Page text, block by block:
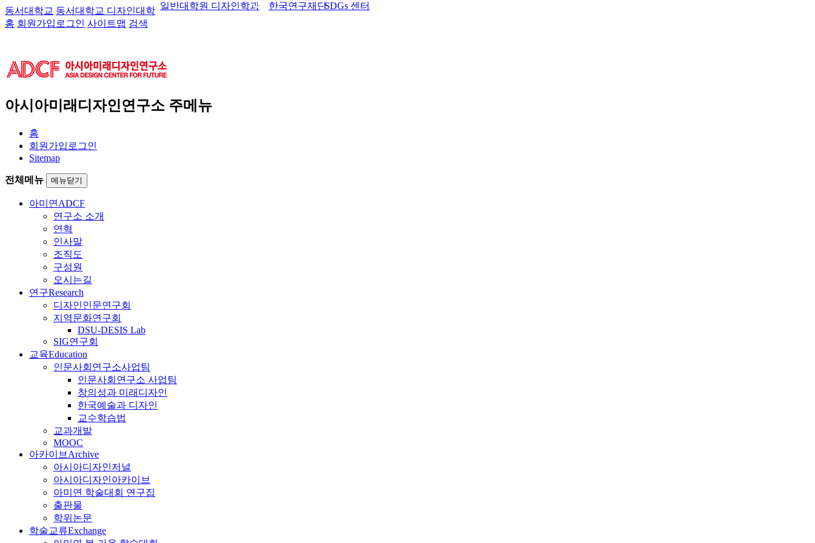
동서대학교 동서대학교 디자인대학
홈 회원가입 로그인
일반대학원 디자인학과 한국연구재단SDGs 센터
사이트맵 검색
아시아미래디자인연구소 주메뉴
홈
회원가입 로그인
Sitemap
전체메뉴 메뉴닫기
아미연 ADCF
연구소 소개
연혁
인사말
조직도
구성원
오시는길
연구Research
디자인인문연구회
지역문화연구회
DSU-DESIS Lab
SIG연구회
교육Education
인문사회연구소사업팀
인문사회연구소 사업팀
창의성과 미래디자인
한국예술과 디자인
교수학습법
교과개발
MOOC
아카이브 Archive
아시아디자인저널
아시아디자인아카이브
아미연 학술대회 연구집
출판물
학위논문
학술교류Exchange